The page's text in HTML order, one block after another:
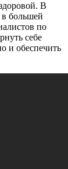
В
в большей
по
себе
и обеспечить